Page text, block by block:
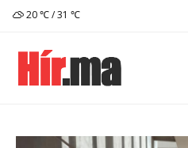
20 ℃ / 31 ℃